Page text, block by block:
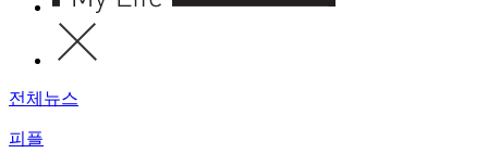
전체뉴스
피플